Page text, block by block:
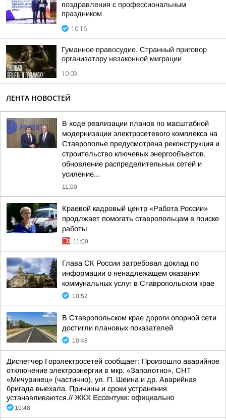
поздравления с профессиональным
праздником
10:16
Гуманное правосудие. Странный приговор
организатору незаконной миграции
10:09
ЛЕНТА НОВОСТЕЙ
В ходе реализации планов по масштабной
модернизации электросетевого комплекса на
Ставрополье предусмотрена реконструкция и
строительство ключевых энергообъектов,
обновление распределительных сетей и
усиление...
11:00
Краевой кадровый центр «Работа России»
продлжает помогать ставропольцам в поиске
работы
11:00
Глава СК России затребовал доклад по
информации о ненадлежащем оказании
коммунальных услуг в Ставропольском крае
10:52
В Ставропольском крае дороги опорной сети
достигли плановых показателей
10:48
Диспетчер Горэлектросетей сообщает: Произошло аварийное
отключение электроэнергии в мкр. «Заполотно», СНТ
«Мичуринец» (частично), ул. П. Шеина и др. Аварийная
бригада выехала. Причины и сроки устранения
устанавливаются.// ЖКХ Ессентуки: официально
10:48